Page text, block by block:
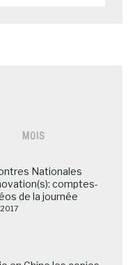
MOIS
Nationales
comptes-
de la journée